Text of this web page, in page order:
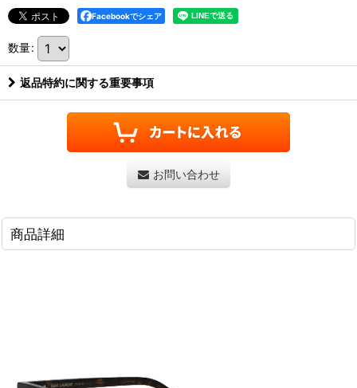
Facebookでシェア
数量:
返品特約に関する重要事項
お問い合わせ
商品詳細